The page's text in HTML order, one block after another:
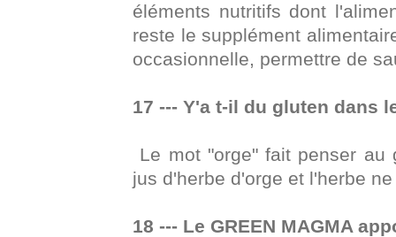
éléments nutritifs dont
reste le supplément
occasionnelle, permettre de
17 --- Y'a t-il du gluten dans
Le mot "orge" fait penser
jus d'herbe d'orge et l'herbe
18 --- Le GREEN MAGMA